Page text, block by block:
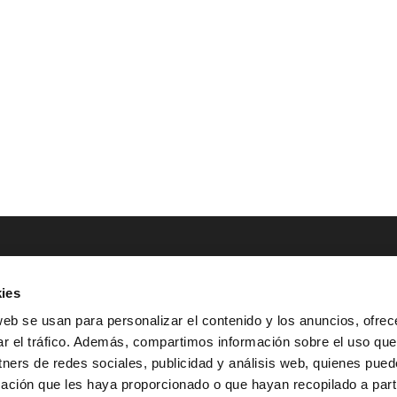
se usan para personalizar el contenido y los anuncios,
el tráfico. Además, compartimos información sobre el uso
de redes sociales, publicidad y análisis web, quienes
que les haya proporcionado o que hayan recopilado a
Tel.: (+34) 900 800 806
HOLA@GRUPO-
^ Aviso Legal
^ Política de Privacidad